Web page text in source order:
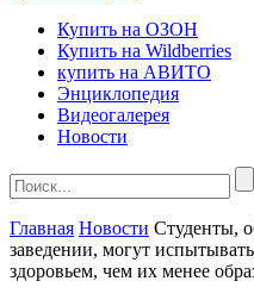
Купить на ОЗОН
Купить на Wildberries
купить на АВИТО
Энциклопедия
Видеогалерея
Новости
Главная Новости Студенты,
заведении, могут
здоровьем, чем их менее